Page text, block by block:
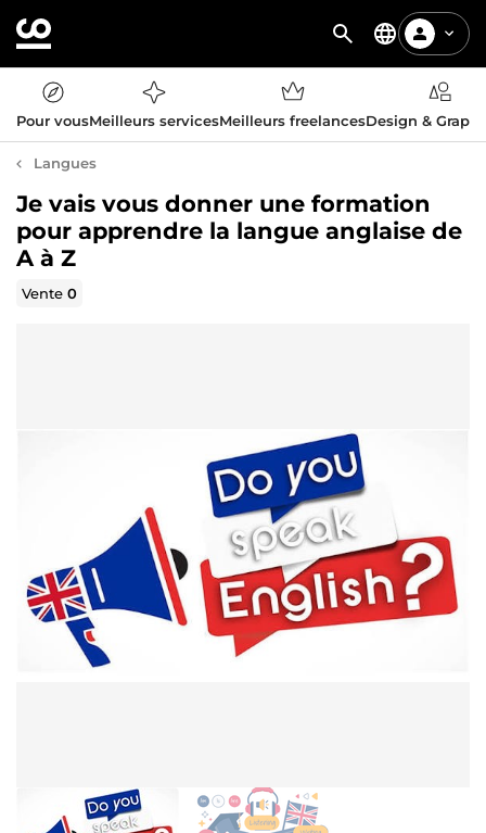
Pour vousMeilleurs servicesMeilleurs freelancesDesign &
Langues
Je vais vous donner une formation
pour apprendre la langue anglaise de
A à Z
Vente0